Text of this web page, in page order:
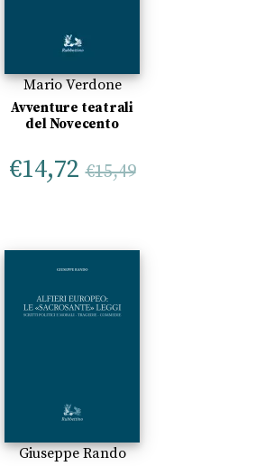
Mario Verdone
Avventure teatrali
del Novecento
€14,72 €15,49
Giuseppe Rando